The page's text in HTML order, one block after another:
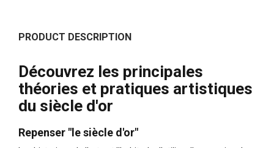
PRODUCT DESCRIPTION
Découvrez les principales
théories et pratiques artistiques
du siècle d'or
Repenser "le siècle d'or"